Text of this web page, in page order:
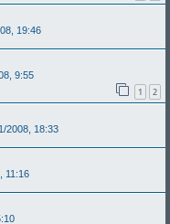
19:46
9:55
1 2
2008, 18:33
11:16